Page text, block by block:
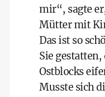
mir“, sagte
Mütter mit
Das ist so
Sie
Ostblocks
Musste sich